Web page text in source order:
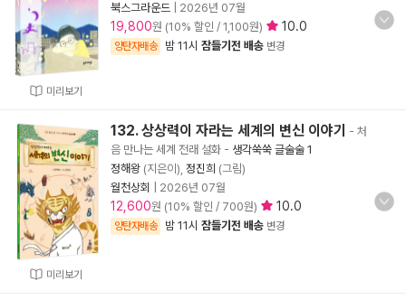
미리보기
북스그라운드
2026년 07월
19,800원 (10% 할인 / 1,100원) 10.0
양탄자배송 밤 11시 잠들기전 배송 변경
미리보기
132. 상상력이 자라는 세계의 변신 이야기
- 처
음 만나는 세계 전래 설화 - 생각쑥쑥 글술술 1
정해왕 (지은이), 정진희 (그림)
월천상회
2026년 07월
12,600원 (10% 할인 / 700원) 10.0
양탄자배송 밤 11시 잠들기전 배송 변경